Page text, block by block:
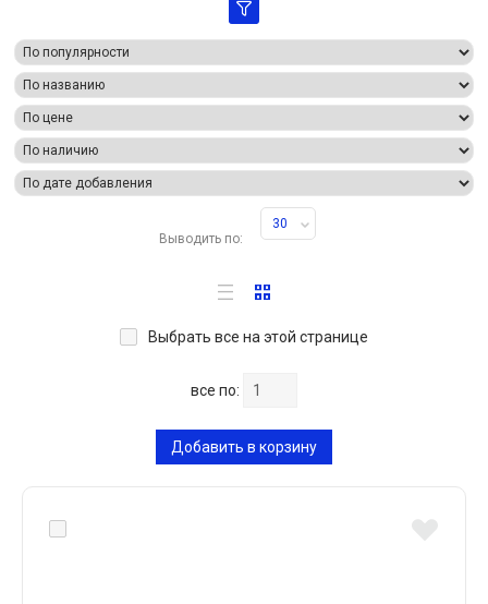
Выводить по:
30
Выбрать все на этой странице
все по:
Добавить в корзину